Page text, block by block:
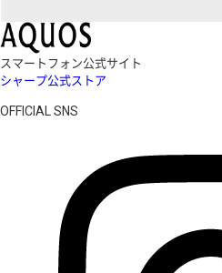
スマートフォン公式サイト
シャープ公式ストア
OFFICIAL SNS